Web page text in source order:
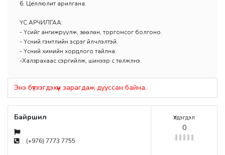
6. Целлюлит арилгана.
ҮС АРЧИЛГАА:
- Үсийг ангижруулж, зөөлөн, торгомсог болгоно.
- Үсний гэмтлийн эсрэг үйлчлэлтэй.
- Үсний химийн хордлого тайлна.
-Халзрахаас сэргийлж, шинээр үс төлжүүлнэ.
Энэ бүтээгдэхүүн зарагдаж дууссан байна.
Байршил
(+976) 7773 7755
Үлдэгдэл
0